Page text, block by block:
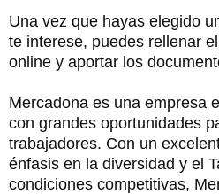
Una vez que hayas elegido
te interese, puedes rellenar
online y aportar los
Mercadona es una empresa
con grandes oportunidades
trabajadores. Con un
énfasis en la diversidad y el
condiciones competitivas,